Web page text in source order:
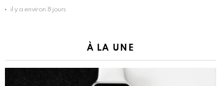
il y a environ 8 jours
À LA UNE